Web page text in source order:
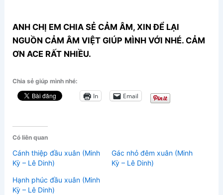
ANH CHỊ EM CHIA SẺ CẢM ÂM, XIN ĐỂ LẠI
NGUỒN CẢM ÂM VIỆT GIÚP MÌNH VỚI NHÉ. CẢM
ƠN ACE RẤT NHIỀU.
Chia sẻ giúp mình nhé:
In Email
Có liên quan
Cánh thiệp đầu xuân (Minh
Kỳ – Lê Dinh)
Gác nhỏ đêm xuân (Minh
Kỳ – Lê Dinh)
Hạnh phúc đầu xuân (Minh
Kỳ – Lê Dinh)